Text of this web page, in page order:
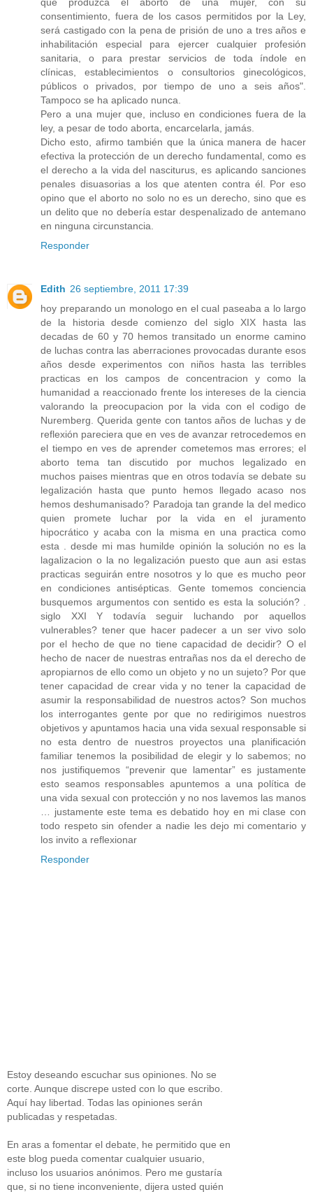
que produzca el aborto de una mujer, con su
consentimiento, fuera de los casos permitidos por la Ley,
será castigado con la pena de prisión de uno a tres años e
inhabilitación especial para ejercer cualquier profesión
sanitaria, o para prestar servicios de toda índole en
clínicas, establecimientos o consultorios ginecológicos,
públicos o privados, por tiempo de uno a seis años".
Tampoco se ha aplicado nunca.
Pero a una mujer que, incluso en condiciones fuera de la
ley, a pesar de todo aborta, encarcelarla, jamás.
Dicho esto, afirmo también que la única manera de hacer
efectiva la protección de un derecho fundamental, como es
el derecho a la vida del nasciturus, es aplicando sanciones
penales disuasorias a los que atenten contra él. Por eso
opino que el aborto no solo no es un derecho, sino que es
un delito que no debería estar despenalizado de antemano
en ninguna circunstancia.
Responder
Edith 26 septiembre, 2011 17:39
hoy preparando un monologo en el cual paseaba a lo largo
de la historia desde comienzo del siglo XIX hasta las
decadas de 60 y 70 hemos transitado un enorme camino
de luchas contra las aberraciones provocadas durante esos
años desde experimentos con niños hasta las terribles
practicas en los campos de concentracion y como la
humanidad a reaccionado frente los intereses de la ciencia
valorando la preocupacion por la vida con el codigo de
Nuremberg. Querida gente con tantos años de luchas y de
reflexión pareciera que en ves de avanzar retrocedemos en
el tiempo en ves de aprender cometemos mas errores; el
aborto tema tan discutido por muchos legalizado en
muchos paises mientras que en otros todavía se debate su
legalización hasta que punto hemos llegado acaso nos
hemos deshumanisado? Paradoja tan grande la del medico
quien promete luchar por la vida en el juramento
hipocrático y acaba con la misma en una practica como
esta . desde mi mas humilde opinión la solución no es la
lagalizacion o la no legalización puesto que aun asi estas
practicas seguirán entre nosotros y lo que es mucho peor
en condiciones antisépticas. Gente tomemos conciencia
busquemos argumentos con sentido es esta la solución? .
siglo XXI Y todavía seguir luchando por aquellos
vulnerables? tener que hacer padecer a un ser vivo solo
por el hecho de que no tiene capacidad de decidir? O el
hecho de nacer de nuestras entrañas nos da el derecho de
apropiarnos de ello como un objeto y no un sujeto? Por que
tener capacidad de crear vida y no tener la capacidad de
asumir la responsabilidad de nuestros actos? Son muchos
los interrogantes gente por que no redirigimos nuestros
objetivos y apuntamos hacia una vida sexual responsable si
no esta dentro de nuestros proyectos una planificación
familiar tenemos la posibilidad de elegir y lo sabemos; no
nos justifiquemos “prevenir que lamentar” es justamente
esto seamos responsables apuntemos a una política de
una vida sexual con protección y no nos lavemos las manos
… justamente este tema es debatido hoy en mi clase con
todo respeto sin ofender a nadie les dejo mi comentario y
los invito a reflexionar
Responder
Estoy deseando escuchar sus opiniones. No se
corte. Aunque discrepe usted con lo que escribo.
Aquí hay libertad. Todas las opiniones serán
publicadas y respetadas.
En aras a fomentar el debate, he permitido que en
este blog pueda comentar cualquier usuario,
incluso los usuarios anónimos. Pero me gustaría
que, si no tiene inconveniente, dijera usted quién